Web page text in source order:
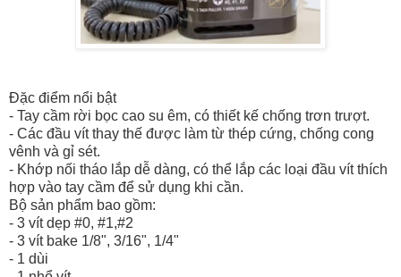
Đặc điểm nổi bật
- Tay cầm rời bọc cao su êm, có thiết kế chống trơn trượt.
- Các đầu vít thay thế được làm từ thép cứng, chống cong
vênh và gỉ sét.
- Khớp nối tháo lắp dễ dàng, có thể lắp các loại đầu vít thích
hợp vào tay cầm để sử dụng khi cần.
Bộ sản phẩm bao gồm:
- 3 vít dẹp #0, #1,#2
- 3 vít bake 1/8", 3/16", 1/4"
- 1 dùi